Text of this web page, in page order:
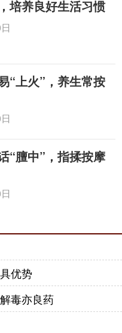
培养良好生活习惯
“上火”，养生常按
“膻中”，指揉按摩
优势
毒亦良药